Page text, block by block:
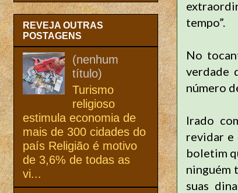
tempo”.
No
verdade
número
Irado
revidar e
boletim
ninguém
suas
REVEJA OUTRAS
POSTAGENS
(nenhum
título)
Turismo
religioso
estimula economia de
mais de 300 cidades do
país Religião é motivo
de 3,6% de todas as
vi...